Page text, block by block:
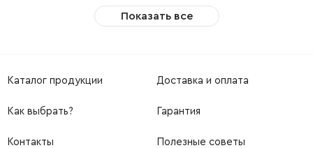
Показать все
Каталог продукции Доставка и оплата
Как выбрать? Гарантия
Контакты Полезные советы